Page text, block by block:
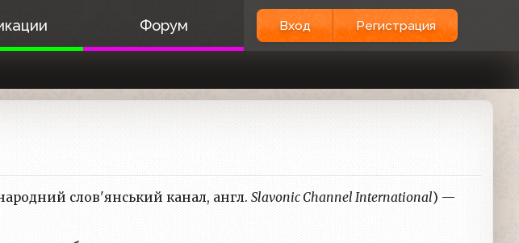
Форум Вход Регистрация
слов'янський канал, англ. Slavonic Channel International) —